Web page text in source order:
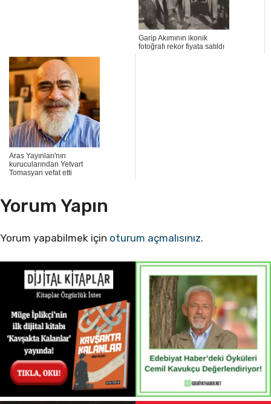
Garip Akımının ikonik
fotoğrafı rekor fiyata satıldı
Aras Yayınları'nın
kurucularından Yetvart
Tomasyan vefat etti
Yorum Yapın
Yorum yapabilmek için oturum açmalısınız.